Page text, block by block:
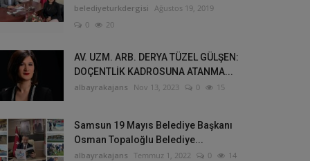
belediyeturkdergisi Ağustos 19, 2019
0
20
AV. UZM. ARB. DERYA TÜZEL GÜLŞEN:
DOÇENTLİK KADROSUNA ATANMA...
albayrakajans Nov 13, 2023 0 15
Samsun 19 Mayıs Belediye Başkanı
Osman Topaloğlu Belediye...
albayrakajans Temmuz 1, 2022 0 14